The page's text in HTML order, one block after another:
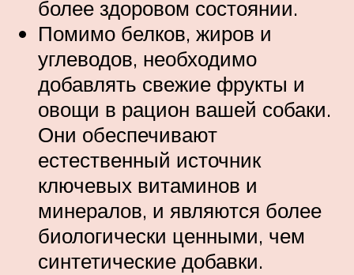
более здоровом состоянии.
Помимо белков, жиров и
углеводов, необходимо
добавлять свежие фрукты и
овощи в рацион вашей собаки.
Они обеспечивают
естественный источник
ключевых витаминов и
минералов, и являются более
биологически ценными, чем
синтетические добавки.